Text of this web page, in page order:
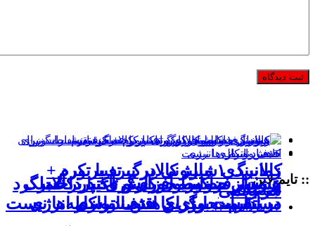
عبور از حضورمحوری و تاکید بر عملکرد
در ادارات برای کاهش ناترازی انرژی
زمانبندی شارژ کالابرگ تغییر کرد +
جزئیات
کالابرگ ۱ میلیونی در نبرد با تورم
سه‌رقمی
هشدار فراکسیون کارگری: پرداخت
مستقیم، جایگزین حذف واسطه‌ها نیست
:: تایم لاین
۱۶ مرداد ۱۴۰۵